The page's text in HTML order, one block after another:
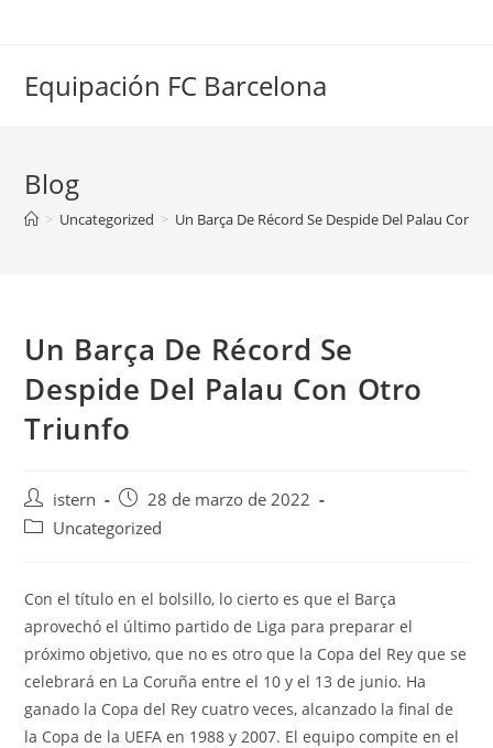
Equipación FC Barcelona
Blog
> Uncategorized > Un Barça De Récord Se Despide Del Palau Con
Un Barça De Récord Se
Despide Del Palau Con Otro
Triunfo
Autor
de
istern
Publicación
de
28 de marzo de 2022
Categoría
entrada:
Uncategorized
Con el título en el bolsillo, lo cierto es que el Barça
aprovechó el último partido de Liga para preparar el
próximo objetivo, que no es otro que la Copa del Rey que se
celebrará en La Coruña entre el 10 y el 13 de junio. Ha
ganado la Copa del Rey cuatro veces, alcanzado la final de
la Copa de la UEFA en 1988 y 2007. El equipo compite en el